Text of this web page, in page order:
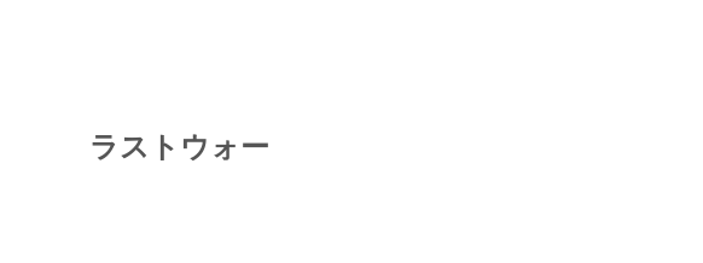
ラストウォー